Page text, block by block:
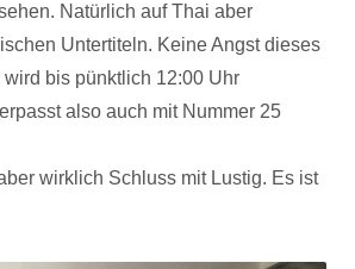
Natürlich auf Thai aber
Untertiteln. Keine Angst dieses
bis pünktlich 12:00 Uhr
also auch mit Nummer 25
wirklich Schluss mit Lustig. Es ist